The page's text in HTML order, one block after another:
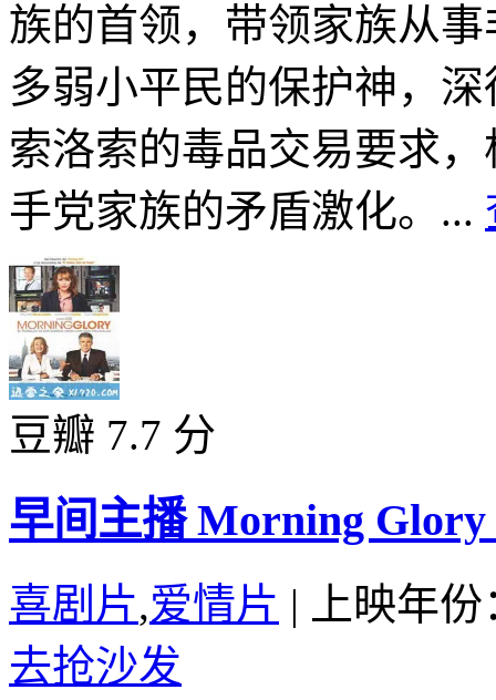
族的首领，带领家族从
多弱小平民的保护神，
索洛索的毒品交易要求
手党家族的矛盾激化。...
豆瓣 7.7 分
早间主播 Morning Glory
喜剧片,爱情片 |
上映年
去抢沙发